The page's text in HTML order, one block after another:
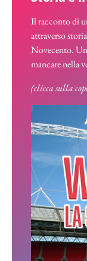
Il racconto di
attraverso
Novecento.
mancare nella
(clicca sulla